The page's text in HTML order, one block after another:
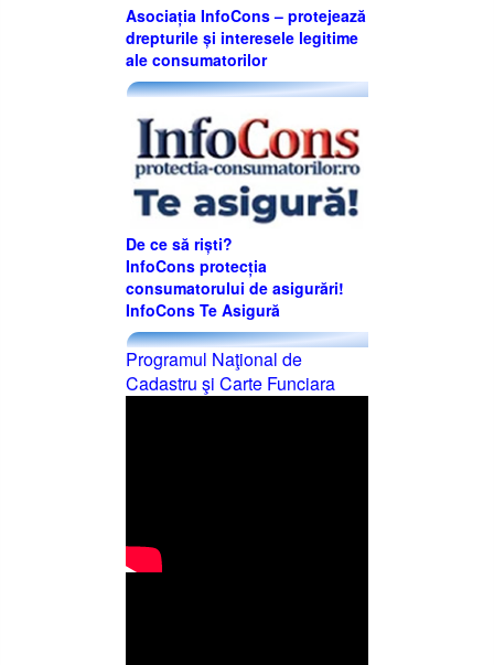
Asociația InfoCons – protejează
drepturile și interesele legitime
ale consumatorilor
De ce să riști?
InfoCons protecția
consumatorului de asigurări!
InfoCons Te Asigură
Programul Naţional de
Cadastru şi Carte Funciara